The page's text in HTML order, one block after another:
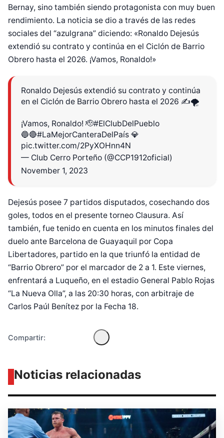
Bernay, sino también siendo protagonista con muy buen
rendimiento. La noticia se dio a través de las redes
sociales del “azulgrana” diciendo: «Ronaldo Dejesús
extendió su contrato y continúa en el Ciclón de Barrio
Obrero hasta el 2026. ¡Vamos, Ronaldo!»
Ronaldo Dejesús extendió su contrato y continúa
en el Ciclón de Barrio Obrero hasta el 2026 ✍️🌪
¡Vamos, Ronaldo! 🫡#ElClubDelPueblo
🔵🔴#LaMejorCanteraDelPaís 💎
pic.twitter.com/2PyXOHnn4N
— Club Cerro Porteño (@CCP1912oficial)
November 1, 2023
Dejesús posee 7 partidos disputados, cosechando dos
goles, todos en el presente torneo Clausura. Así
también, fue tenido en cuenta en los minutos finales del
duelo ante Barcelona de Guayaquil por Copa
Libertadores, partido en la que triunfó la entidad de
“Barrio Obrero” por el marcador de 2 a 1. Este viernes,
enfrentará a Luqueño, en el estadio General Pablo Rojas
“La Nueva Olla”, a las 20:30 horas, con arbitraje de
Carlos Paúl Benítez por la Fecha 18.
Compartir:
Diseñado por Shiro
Noticias relacionadas